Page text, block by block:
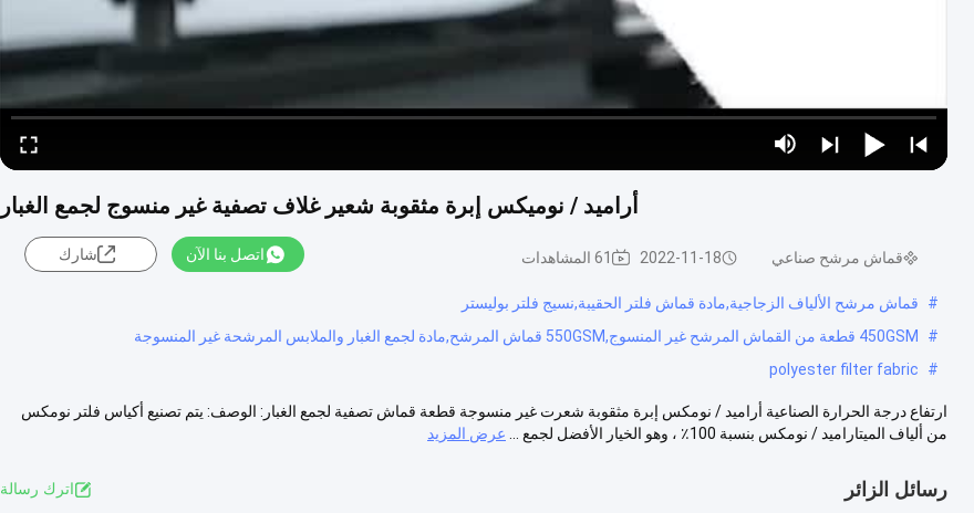
أراميد / نوميكس إبرة مثقوبة شعير غلاف تصفية غير منسوج لجمع الغبار
قماش مرشح صناعي 2022-11-18 61 المشاهدات اتصل بنا الآن شارك
#
قماش مرشح الألياف الزجاجية,مادة قماش فلتر الحقيبة,نسيج فلتر بوليستر
#
450GSM قطعة من القماش المرشح غير المنسوج,550GSM قماش المرشح,مادة لجمع الغبار والملابس المرشحة غير المنسوجة
#
polyester filter fabric
ارتفاع درجة الحرارة الصناعية أراميد / نومكس إبرة مثقوبة شعرت غير منسوجة قطعة قماش تصفية لجمع الغبار: الوصف: يتم تصنيع أكياس فلتر نومكس
من ألياف الميتاراميد / نومكس بنسبة 100٪ ، وهو الخيار الأفضل لجمع ...
عرض المزيد
رسائل الزائر اترك رسالة